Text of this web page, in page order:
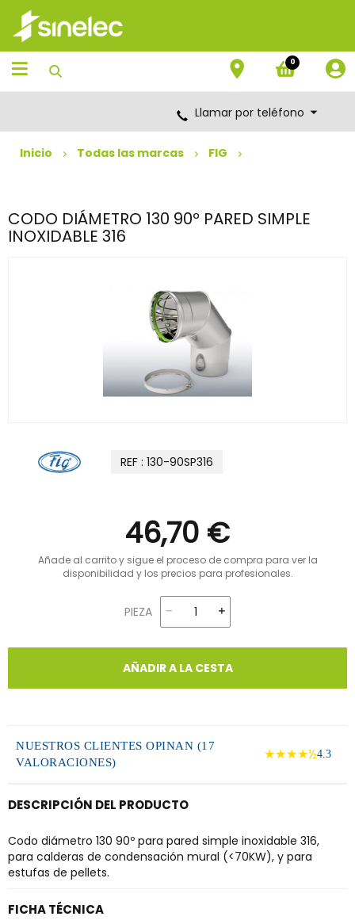
Saltar
contenido
Saltar
menú
de
navegación
0
Llamar por teléfono
Inicio Todas las marcas FIG
CODO DIÁMETRO 130 90º PARED SIMPLE
INOXIDABLE 316
REF : 130-90SP316
46,70 €
Añade al carrito y sigue el proceso de compra para ver la
disponibilidad y los precios para profesionales.
PIEZA
AÑADIR A LA CESTA
NUESTROS CLIENTES OPINAN (17
VALORACIONES)
★★★★½4.3
DESCRIPCIÓN DEL PRODUCTO
Codo diámetro 130 90º para pared simple inoxidable 316,
para calderas de condensación mural (<70KW), y para
estufas de pellets.
FICHA TÉCNICA